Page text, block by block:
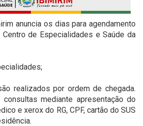
anuncia os dias para agendamento
de Especialidades e Saúde da
realizados por ordem de chegada.
mediante apresentação do
e xerox do RG, CPF, cartão do SUS